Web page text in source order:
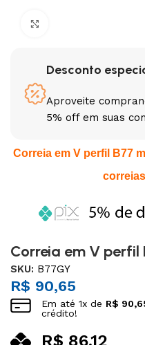
Desconto
Aproveite
5% off em suas
Correia em V perfil B77
Correia em V
SKU: B77GY
R$ 90,65
Em até1x de R$
crédito!
R$ 86,12